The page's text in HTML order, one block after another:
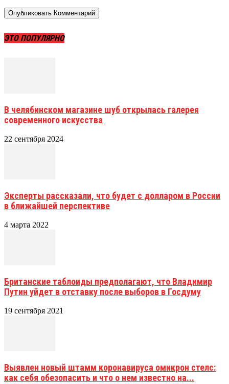
ЭТО ПОПУЛЯРНО
В челябинском магазине шуб открылась галерея
современного искусства
22 сентября 2024
Эксперты рассказали, что будет с долларом в России
в ближайшей перспективе
4 марта 2022
Британские таблоиды предполагают, что Владимир
Путин уйдет в отставку после выборов в Госдуму
19 сентября 2021
Выявлен новый штамм коронавируса омикрон стелс:
как себя обезопасить и что о нем известно на...